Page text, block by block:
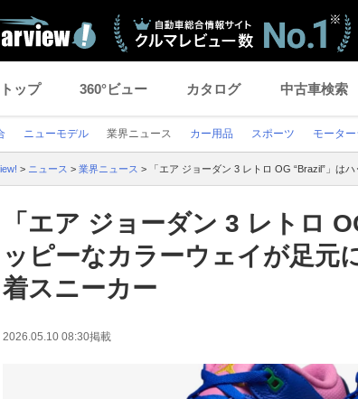
トップ 360°ビュー カタログ 中古車検索
ニューモデル 業界ニュース カー用品 スポーツ モータ
> ニュース > 業界ニュース > 「エア ジョーダン 3 レトロ OG “Brazil”」
「エア ジョーダン 3 レトロ
ッピーなカラーウェイが足元
着スニーカー
2026.05.10 08:30掲載